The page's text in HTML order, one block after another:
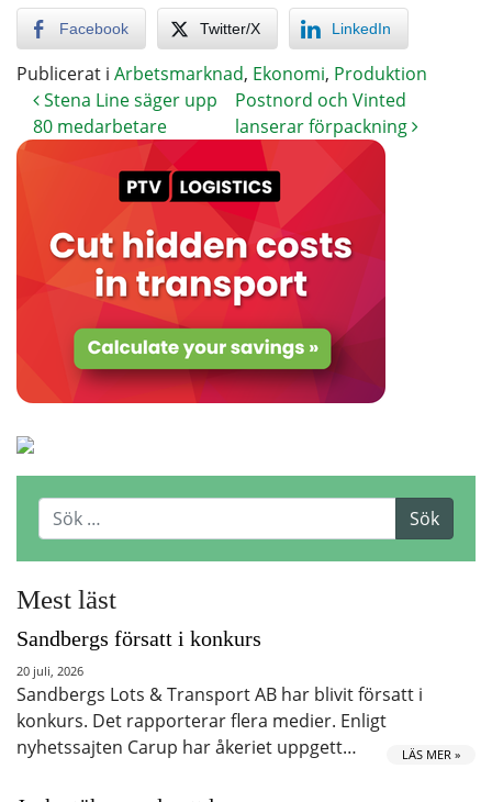
Facebook Twitter/X LinkedIn
Publicerat i Arbetsmarknad, Ekonomi, Produktion
Stena Line säger upp
80 medarbetare
Postnord och Vinted
lanserar förpackning
Mest läst
Sandbergs försatt i konkurs
20 juli, 2026
Sandbergs Lots & Transport AB har blivit försatt i
konkurs. Det rapporterar flera medier. Enligt
nyhetssajten Carup har åkeriet uppgett…
LÄS MER »